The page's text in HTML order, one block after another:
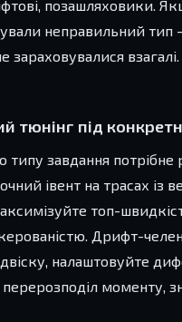
позашляховики.
неправильний тип
зараховувалися
тюнінг під
завдання потрібне
івент на трасах із
топ-
Дрифт-
налаштовуйте
моменту,